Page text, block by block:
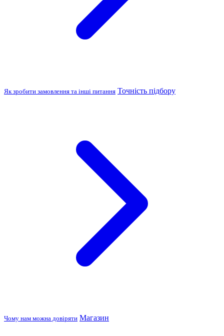
Як зробити замовлення та інші питання Точність підбору
Чому нам можна довіряти Магазин